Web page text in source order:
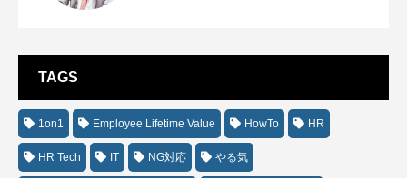
TAGS
1on1 Employee Lifetime Value HowTo HR
HR Tech IT NG対応 やる気